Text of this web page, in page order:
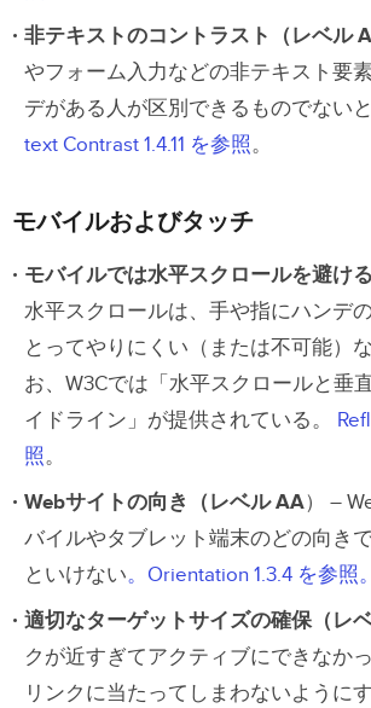
非テキストのコントラスト（レベル
やフォーム入力などの非テキスト要
デがある人が区別できるものでないと
text Contrast 1.4.11 を参照。
モバイルおよびタッチ
モバイルでは水平スクロールを避け
水平スクロールは、手や指にハンデ
とってやりにくい（または不可能）
お、W3Cでは「水平スクロールと垂
イドライン」が提供されている。
照。
Webサイトの向き（レベル AA） –
バイルやタブレット端末のどの向き
といけない。Orientation 1.3.4 を参照。
適切なターゲットサイズの確保（レベ
クが近すぎてアクティブにできなか
リンクに当たってしまわないようにす